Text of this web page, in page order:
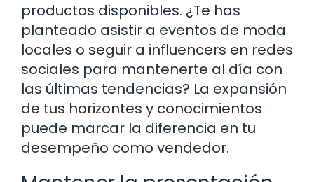
productos disponibles. ¿Te has
planteado asistir a eventos de moda
locales o seguir a influencers en redes
sociales para mantenerte al día con
las últimas tendencias? La expansión
de tus horizontes y conocimientos
puede marcar la diferencia en tu
desempeño como vendedor.